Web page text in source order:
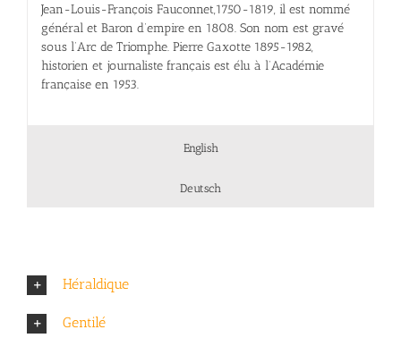
Jean-Louis-François Fauconnet,1750-1819, il est nommé
général et Baron d’empire en 1808. Son nom est gravé
sous l’Arc de Triomphe. Pierre Gaxotte 1895-1982,
historien et journaliste français est élu à l’Académie
française en 1953.
English
Deutsch
Héraldique
Gentilé